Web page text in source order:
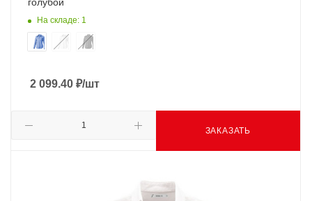
На складе: 1
2 099.40 ₽/шт
ЗАКАЗАТЬ